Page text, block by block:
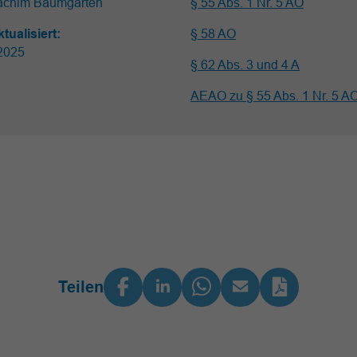
§ 58 AO
§ 62 Abs. 3 und 4 A
AEAO zu § 55 Abs. 1 Nr. 5
Teilen